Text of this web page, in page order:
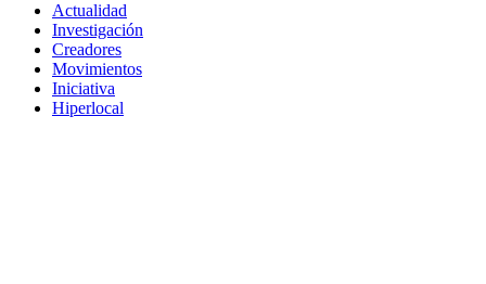
Actualidad
Investigación
Creadores
Movimientos
Iniciativa
Hiperlocal